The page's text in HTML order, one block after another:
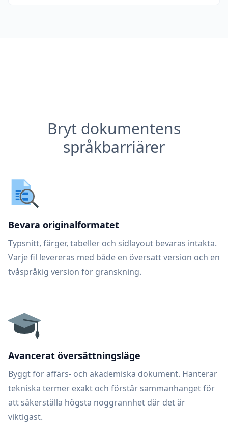
Bryt dokumentens
språkbarriärer
Bevara originalformatet
Typsnitt, färger, tabeller och sidlayout bevaras intakta.
Varje fil levereras med både en översatt version och en
tvåspråkig version för granskning.
Avancerat översättningsläge
Byggt för affärs- och akademiska dokument. Hanterar
tekniska termer exakt och förstår sammanhanget för
att säkerställa högsta noggrannhet där det är
viktigast.